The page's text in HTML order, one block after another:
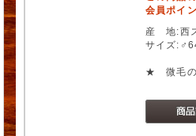
会員ポイ
産 地:西
サイズ
★ 微毛の